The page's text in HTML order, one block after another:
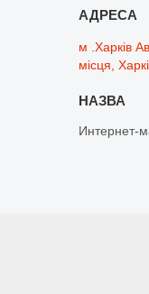
м .Харків
місця,
Интернет-